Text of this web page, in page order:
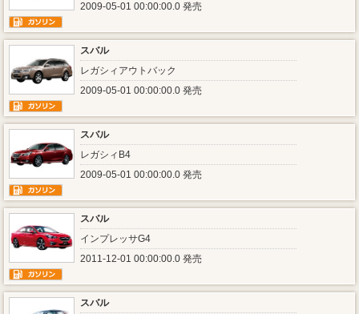
2009-05-01 00:00:00.0 発売
スバル
レガシィアウトバック
2009-05-01 00:00:00.0 発売
スバル
レガシィB4
2009-05-01 00:00:00.0 発売
スバル
インプレッサG4
2011-12-01 00:00:00.0 発売
スバル